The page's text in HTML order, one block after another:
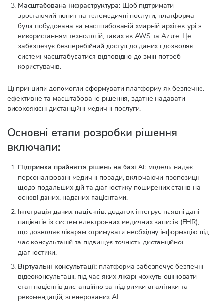
Масштабована інфраструктура: Щоб підтримати
зростаючий попит на телемедичні послуги, платформа
була побудована на масштабованій хмарній архітектурі з
використанням технологій, таких як AWS та Azure. Це
забезпечує безперебійний доступ до даних і дозволяє
системі масштабуватися відповідно до змін потреб
користувачів.
Ці принципи допомогли сформувати платформу як безпечне,
ефективне та масштабоване рішення, здатне надавати
високоякісні дистанційні медичні послуги.
Основні етапи розробки рішення
включали:
Підтримка прийняття рішень на базі AI: модель надає
персоналізовані медичні поради, включаючи пропозиції
щодо подальших дій та діагностику поширених станів на
основі даних, наданих пацієнтами.
Інтеграція даних пацієнтів: додаток інтегрує наявні дані
пацієнтів із систем електронних медичних записів (EHR),
що дозволяє лікарям отримувати необхідну інформацію під
час консультацій та підвищує точність дистанційної
діагностики.
Віртуальні консультації: платформа забезпечує безпечні
відеоконсультації, під час яких лікарі можуть оцінювати
стан пацієнтів дистанційно за підтримки аналітики та
рекомендацій, згенерованих AI.